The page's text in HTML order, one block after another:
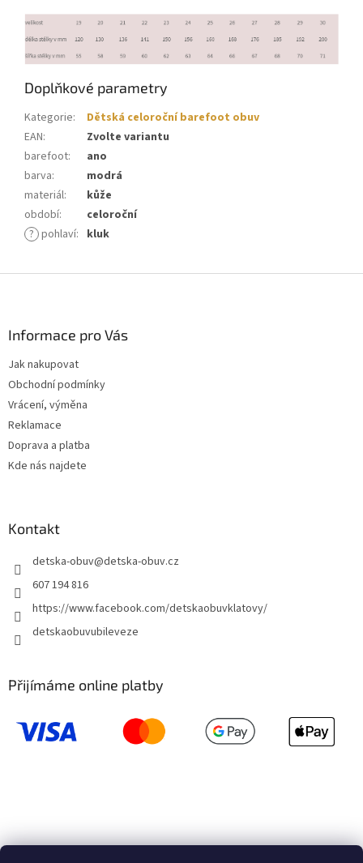
Doplňkové parametry
Kategorie:
Dětská celoroční barefoot obuv
EAN:
Zvolte variantu
barefoot:
ano
barva:
modrá
materiál:
kůže
období:
celoroční
? pohlaví: kluk
Informace pro Vás
Jak nakupovat
Obchodní podmínky
Vrácení, výměna
Reklamace
Doprava a platba
Kde nás najdete
Kontakt
detska-obuv@detska-obuv.cz
607 194 816
https://www.facebook.com/detskaobuvklatovy/
detskaobuvubileveze
Přijímáme online platby